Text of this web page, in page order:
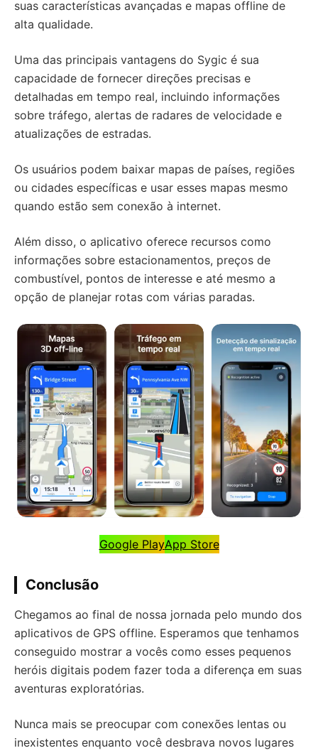
suas características avançadas e mapas offline de
alta qualidade.
Uma das principais vantagens do Sygic é sua
capacidade de fornecer direções precisas e
detalhadas em tempo real, incluindo informações
sobre tráfego, alertas de radares de velocidade e
atualizações de estradas.
Os usuários podem baixar mapas de países, regiões
ou cidades específicas e usar esses mapas mesmo
quando estão sem conexão à internet.
Além disso, o aplicativo oferece recursos como
informações sobre estacionamentos, preços de
combustível, pontos de interesse e até mesmo a
opção de planejar rotas com várias paradas.
Google PlayApp Store
Conclusão
Chegamos ao final de nossa jornada pelo mundo dos
aplicativos de GPS offline. Esperamos que tenhamos
conseguido mostrar a vocês como esses pequenos
heróis digitais podem fazer toda a diferença em suas
aventuras exploratórias.
Nunca mais se preocupar com conexões lentas ou
inexistentes enquanto você desbrava novos lugares